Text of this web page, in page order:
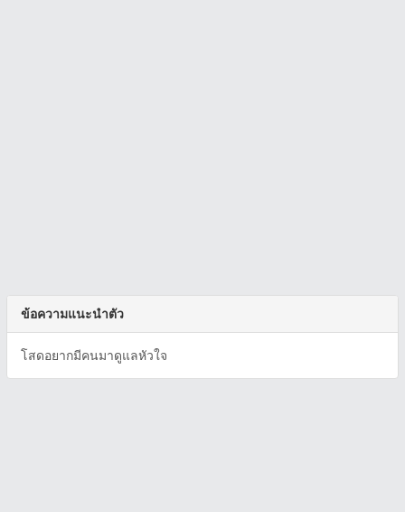
ข้อความแนะนำตัว
โสดอยากมีคนมาดูแลหัวใจ